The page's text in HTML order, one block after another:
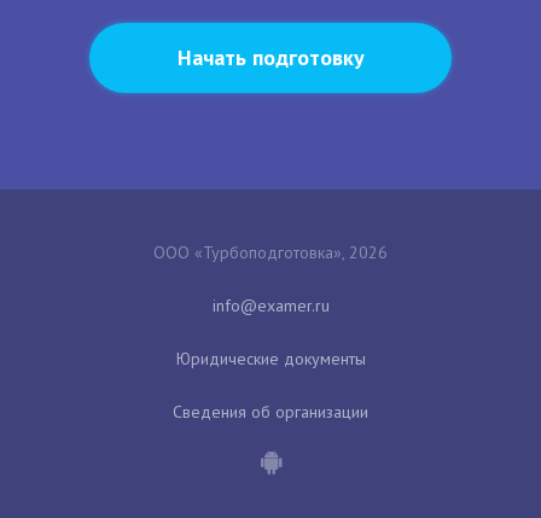
Начать подготовку
ООО «Турбоподготовка», 2026
Юридические документы
Сведения об организации